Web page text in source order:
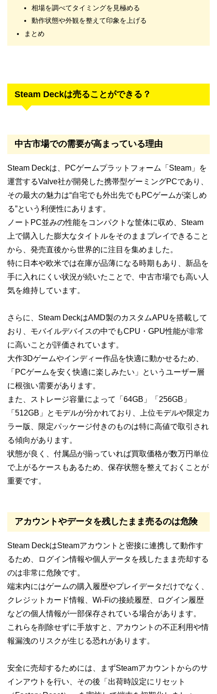
相場を調べてタイミングを見極める
動作状態や外観を整えて印象を上げる
まとめ
Steam Deckは売ることができる？
中古市場での需要が高まっている理由
Steam Deckは、PCゲームプラットフォーム「Steam」を
運営するValve社が開発した携帯型ゲーミングPCであり、
その最大の魅力は“自宅でも外出先でもPCゲームが楽しめ
る”という利便性にあります。
ノートPC並みの性能をコンパクトな筐体に収め、Steam
上で購入した膨大なタイトルをそのままプレイできること
から、発売直後から世界的に注目を集めました。
特に日本や欧米では在庫が品薄になる時期もあり、新品を
手に入れにくい状況が続いたことで、中古市場でも高い人
気を維持しています。
さらに、Steam DeckはAMD製のカスタムAPUを搭載して
おり、モバイルデバイスの中でもCPU・GPU性能が非常
に高いことが評価されています。
大作3Dゲームやインディー作品を快適に動かせるため、
「PCゲームを安く快適に楽しみたい」というユーザー層
に根強い需要があります。
また、ストレージ容量によって「64GB」「256GB」
「512GB」とモデルが分かれており、上位モデルや限定カ
ラー版、限定パッケージ付きのものは特に高値で取引され
る傾向があります。
状態が良く、付属品が揃っていれば買取価格が数万円単位
で上がるケースもあるため、保存状態を整えておくことが
重要です。
アカウントやデータを残したまま売るのは危険
Steam DeckはSteamアカウントと密接に連携して動作す
るため、ログイン情報や個人データを残したまま売却する
のは非常に危険です。
端末内にはゲームの購入履歴やプレイデータだけでなく、
クレジットカード情報、Wi-Fiの接続履歴、ログイン履歴
などの個人情報が一部保存されている場合があります。
これらを削除せずに手放すと、アカウントの不正利用や情
報漏洩のリスクが生じる恐れがあります。
安全に売却するためには、まずSteamアカウントからのサ
インアウトを行い、その後「出荷時設定にリセット